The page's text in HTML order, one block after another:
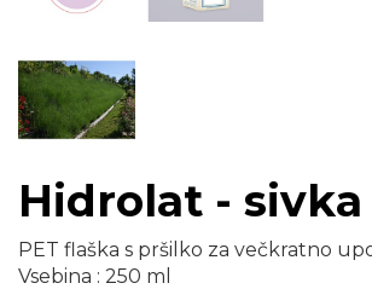
Hidrolat - sivka
PET flaška s pršilko za večkratno
Vsebina : 250 ml